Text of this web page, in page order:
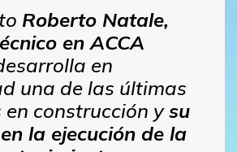
Roberto Natale,
en ACCA
en
una de las últimas
construcción ysu
la ejecución de la